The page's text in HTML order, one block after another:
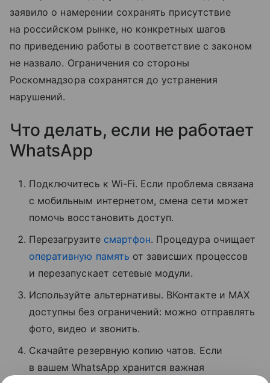
заявило о намерении сохранять присутствие
на российском рынке, но конкретных шагов
по приведению работы в соответствие с законом
не назвало. Ограничения со стороны
Роскомнадзора сохранятся до устранения
нарушений.
Что делать, если не работает
WhatsApp
Подключитесь к Wi-Fi. Если проблема связана
с мобильным интернетом, смена сети может
помочь восстановить доступ.
Перезагрузите смартфон. Процедура очищает
оперативную память от зависших процессов
и перезапускает сетевые модули.
Используйте альтернативы. ВКонтакте и MAX
доступны без ограничений: можно отправлять
фото, видео и звонить.
Скачайте резервную копию чатов. Если
в вашем WhatsApp хранится важная